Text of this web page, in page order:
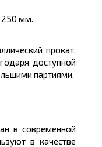
250 мм.
прокат,
доступной
партиями.
в современной
в качестве